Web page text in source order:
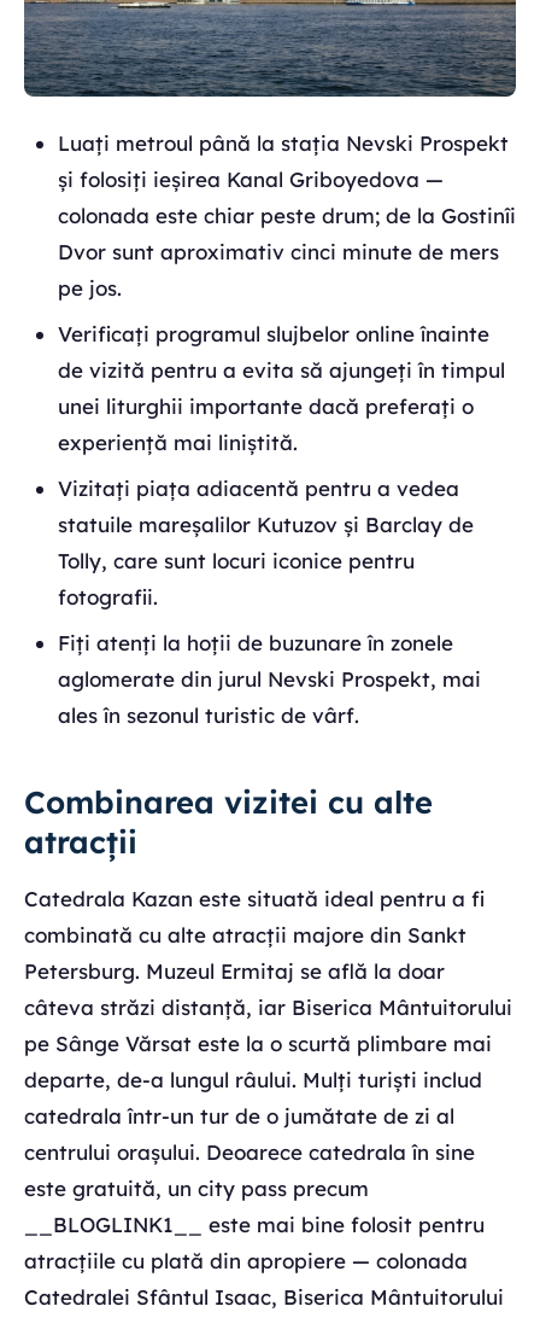
Luați metroul până la stația Nevski Prospekt
și folosiți ieșirea Kanal Griboyedova —
colonada este chiar peste drum; de la Gostinîi
Dvor sunt aproximativ cinci minute de mers
pe jos.
Verificați programul slujbelor online înainte
de vizită pentru a evita să ajungeți în timpul
unei liturghii importante dacă preferați o
experiență mai liniștită.
Vizitați piața adiacentă pentru a vedea
statuile mareșalilor Kutuzov și Barclay de
Tolly, care sunt locuri iconice pentru
fotografii.
Fiți atenți la hoții de buzunare în zonele
aglomerate din jurul Nevski Prospekt, mai
ales în sezonul turistic de vârf.
Combinarea vizitei cu alte
atracții
Catedrala Kazan este situată ideal pentru a fi
combinată cu alte atracții majore din Sankt
Petersburg. Muzeul Ermitaj se află la doar
câteva străzi distanță, iar Biserica Mântuitorului
pe Sânge Vărsat este la o scurtă plimbare mai
departe, de-a lungul râului. Mulți turiști includ
catedrala într-un tur de o jumătate de zi al
centrului orașului. Deoarece catedrala în sine
este gratuită, un city pass precum
__BLOGLINK1__ este mai bine folosit pentru
atracțiile cu plată din apropiere — colonada
Catedralei Sfântul Isaac, Biserica Mântuitorului